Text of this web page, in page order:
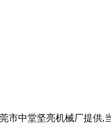
市中堂坚亮机械厂提